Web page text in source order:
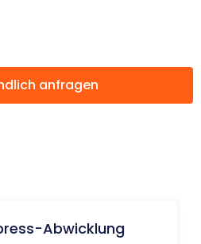
anfragen
Abwicklung